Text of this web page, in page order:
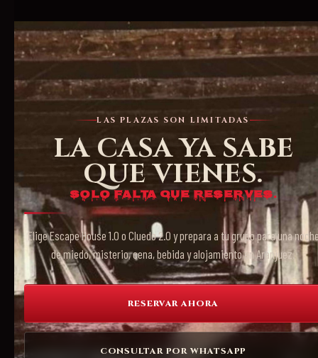
LAS PLAZAS SON LIMITADAS
LA CASA YA SABE
QUE VIENES.
Solo falta que reserves.
Elige Escape House 1.0 o Cluedo 2.0 y prepara a tu grupo para una
de miedo, misterio, cena, bebida y alojamiento en Aranjuez.
RESERVAR AHORA
CONSULTAR POR WHATSAPP